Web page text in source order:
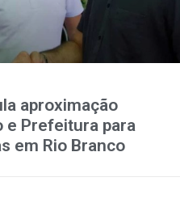
aproximação
Prefeitura para
em Rio Branco